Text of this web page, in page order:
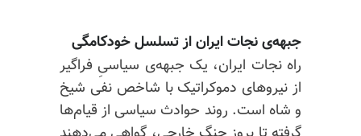
جبهه‌ی نجات ایران از تسلسل خودکامگی
راه نجات ایران، یک جبهه‌ی سیاسیِ فراگیر
از نیروهای دموکراتیک با شاخص نفی شیخ
و شاه است. روند حوادث سیاسی از قیام‌ها